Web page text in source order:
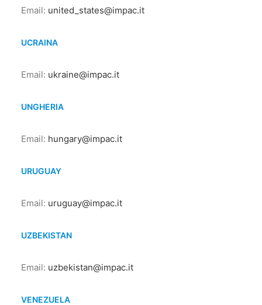
Email: united_states@impac.it
UCRAINA
Email: ukraine@impac.it
UNGHERIA
Email: hungary@impac.it
URUGUAY
Email: uruguay@impac.it
UZBEKISTAN
Email: uzbekistan@impac.it
VENEZUELA